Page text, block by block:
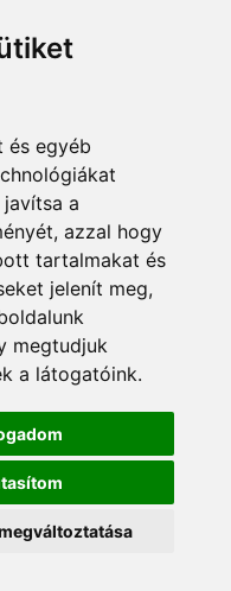
és egyéb
a
azzal hogy
tartalmakat és
jelenít meg,
megtudjuk
a látogatóink.
módok